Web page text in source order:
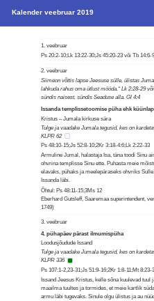
Kalender veebruar 2019
1. veebruar
Ps 20:2-10;Lk 13:22-30;Js 45:20-23 või Tb 14:6-
2. veebruar
Siimeon võttis lapse Jeesuse sülle, ülistas
lahkuda rahus oma ütlust mööda.“ Lk 2:28-29
sündis naisest, sündis Seaduse alla. Gl 4:4
Issanda templissetoomise püha ehk
Kristus – Jumala kirkuse sära
Tulge ja vaadake Jumala tegusid, kes on
KLPR 62
Ps 48:10-15;Js 52:8-10;2Kr 3:18-4:6;Lk 2:22-33
Armuline Jumal, halastaja Isa, täna toodi Sinu
ohvrina templisse Sinu ette. Puhasta meie
elavaks, pühaks ja meelepäraseks ohvriks
Issanda läbi.
Õhtul: Ps 48:11-15;3Ms 12
Eberhard Gutsleff, Saaremaa superintendent,
1749)
3. veebruar
4. pühapäev pärast ilmumispüha
Loodusjõudude Issand
Tulge ja vaadake Jumala tegusid, kes on
KLPR 336
Ps 107:1-2,23-31;Js 51:9-16;2Kr 1:8-11;Mt 8:23-
Issand Jeesus Kristus, kelle sõna kuulevad
maailma tuultes ja tormides, et meie kartlik
armu läbi tugevaks. Sinule olgu ülistus ja au